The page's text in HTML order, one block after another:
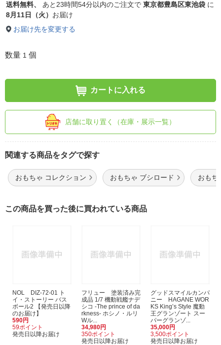
送料無料、 あと 23時間54分以内のご注文で 東京都豊島区東池袋 に
8月11日（火） お届け
お届け先を変更する
数量 1 個
カートに入れる
店舗に取り置く（在庫・展示一覧）
関連する商品をタグで探す
おもちゃ コレクション おもちゃ ブシロード おもち
この商品を買った後に買われている商品
NOL DIZ-72-01 ト
イ・ストーリー バス
ボール2 【発売日以降
のお届け】
590円
59ポイント
発売日以降お届け
フリュー 塗装済み完
成品 1/7 機動戦艦ナデ
シコ -The prince of da
rkness- ホシノ・ルリ
Wル...
34,980円
350ポイント
発売日以降お届け
グッドスマイルカンパ
ニー HAGANE WOR
KS King’s Style 魔動
王グランゾート スー
パーグランゾ...
35,000円
3,500ポイント
発売日以降お届け